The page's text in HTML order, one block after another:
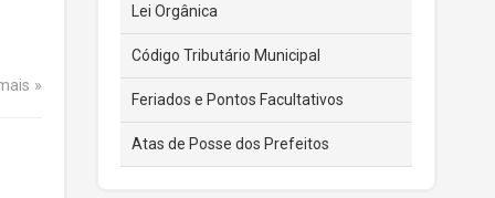
Lei Orgânica
Código Tributário Municipal
Feriados e Pontos Facultativos
Atas de Posse dos Prefeitos